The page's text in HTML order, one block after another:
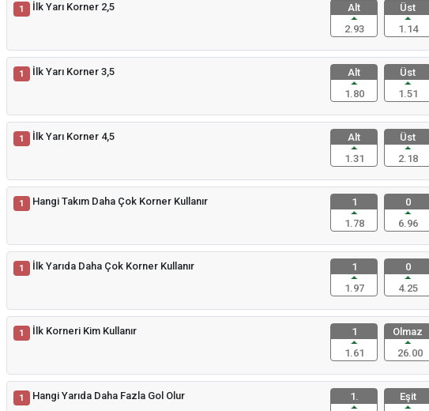
1 İlk Yarı Korner 2,5
Alt
2.93
Üst
1.14
1 İlk Yarı Korner 3,5
Alt
1.80
Üst
1.51
1 İlk Yarı Korner 4,5
Alt
1.31
Üst
2.18
1 Hangi Takım Daha Çok Korner Kullanır
1
1.78
0
6.96
1 İlk Yarıda Daha Çok Korner Kullanır
1
1.97
0
4.25
1 İlk Korneri Kim Kullanır
1
1.61
Olmaz
26.00
1 Hangi Yarıda Daha Fazla Gol Olur
1.
Eşit